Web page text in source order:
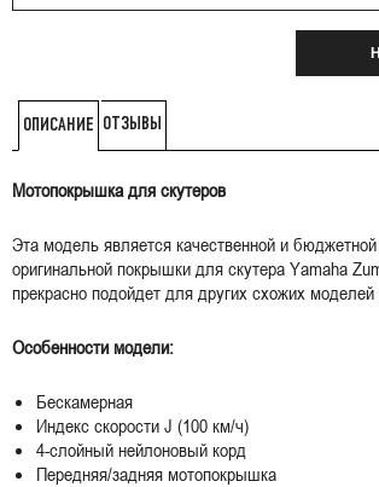
ОПИСАНИЕ ОТЗЫВЫ
Мотопокрышка для скутеров
Эта модель является качественной и
оригинальной покрышки для скутера Yamaha
прекрасно подойдет для других схожих моделей
Особенности модели:
Бескамерная
Индекс скорости J (100 км/ч)
4-слойный нейлоновый корд
Передняя/задняя мотопокрышка